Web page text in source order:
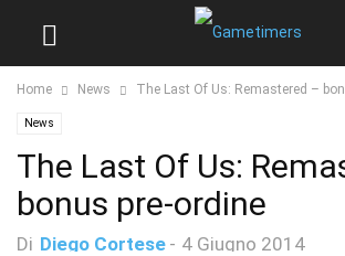
Home News The Last Of Us: Remastered –
News
The Last Of Us:
bonus pre-ordine
Di Diego Cortese - 4 Giugno 2014